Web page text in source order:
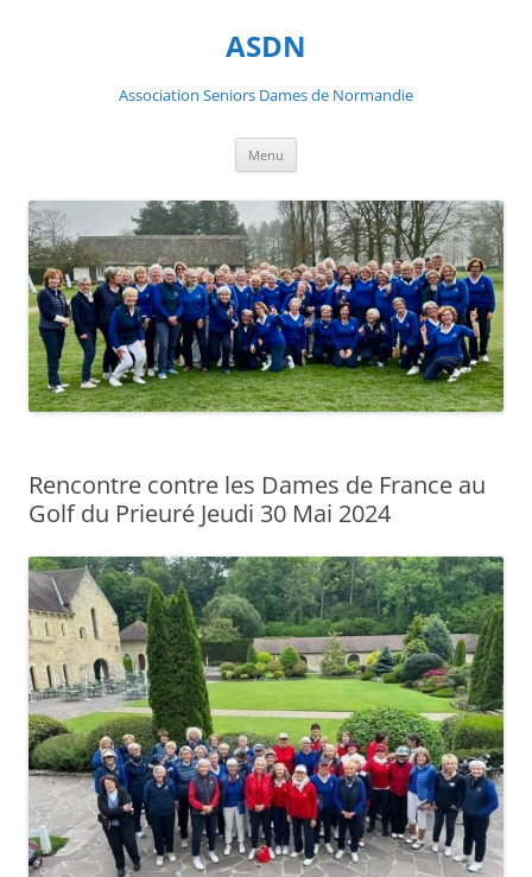
ASDN
Association Seniors Dames de Normandie
Menu
Rencontre contre les Dames de France au
Golf du Prieuré Jeudi 30 Mai 2024